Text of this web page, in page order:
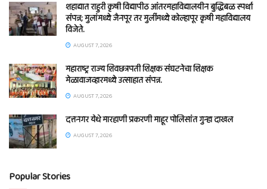
शहाद्यात राहुरी कृषी विद्यापीठ आंतरमहाविद्यालयीन बुद्धिबळ स्पर्धा
संपन्न; मुलांमध्ये जैनपूर तर मुलींमध्ये कोल्हापूर कृषी महाविद्यालय
विजेते.
AUGUST 7, 2026
महाराष्ट्र राज्य शिवछत्रपती शिक्षक संघटनेचा शिक्षक
मेळावाजव्हारमध्ये उत्साहात संपन्न.
AUGUST 7, 2026
दत्तनगर येथे मारहाणी प्रकरणी माहूर पोलिसांत गुन्हा दाखल
AUGUST 7, 2026
Popular Stories